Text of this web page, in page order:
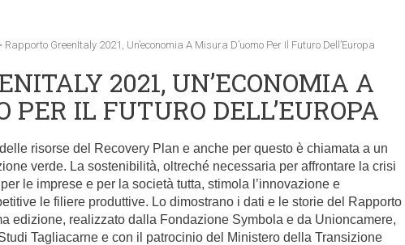
Rapporto GreenItaly 2021, Un’economia A Misura D’uomo Per Il Futuro Dell’Europa
2021, UN’ECONOMIA A
PER IL FUTURO DELL’EUROPA
risorse del Recovery Plan e anche per questo è chiamata a un
verde. La sostenibilità, oltreché necessaria per affrontare la crisi
le imprese e per la società tutta, stimola l’innovazione e
le filiere produttive. Lo dimostrano i dati e le storie del Rapporto
edizione, realizzato dalla Fondazione Symbola e da Unioncamere,
Tagliacarne e con il patrocinio del Ministero della Transizione